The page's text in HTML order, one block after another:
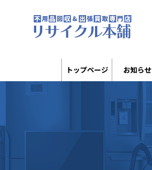
トップページ お知らせ